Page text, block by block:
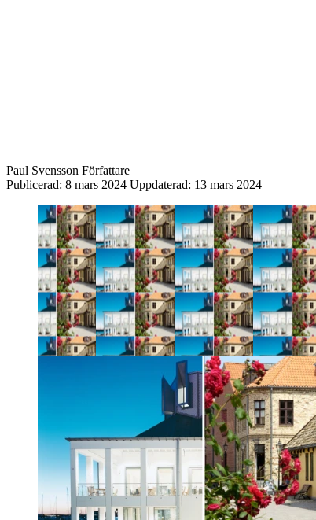
Paul Svensson Författare
Publicerad: 8 mars 2024 Uppdaterad: 13 mars 2024